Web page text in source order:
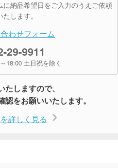
納品希望日をご入力のうえご依頼
します。
わせフォーム
29-9911
18:00 土日祝を除く
たしますので、
認をお願いいたします。
詳しく見る